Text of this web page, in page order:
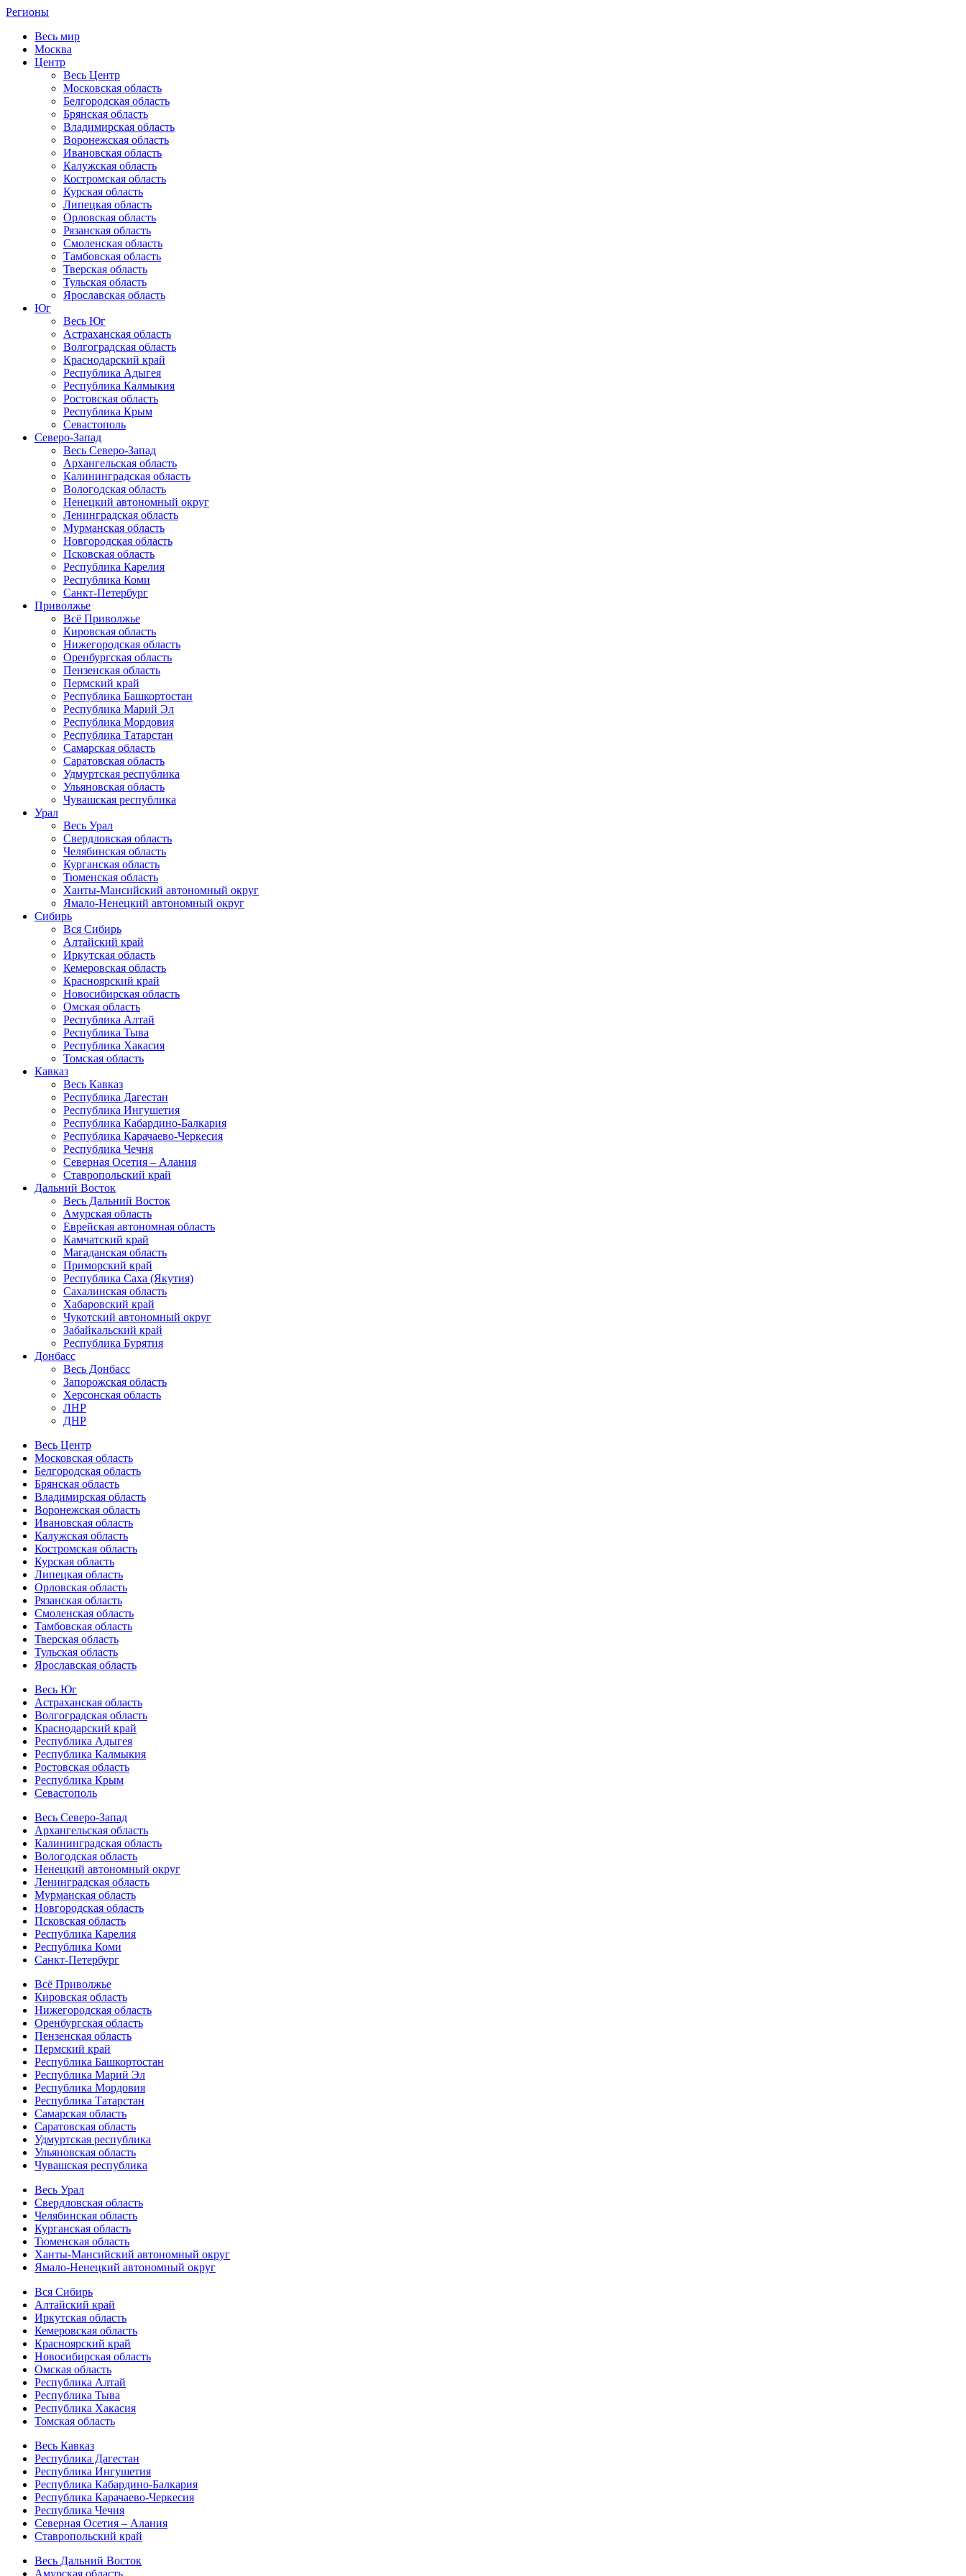
Регионы
Весь мир
Москва
Центр
Весь Центр
Московская область
Белгородская область
Брянская область
Владимирская область
Воронежская область
Ивановская область
Калужская область
Костромская область
Курская область
Липецкая область
Орловская область
Рязанская область
Смоленская область
Тамбовская область
Тверская область
Тульская область
Ярославская область
Юг
Весь Юг
Астраханская область
Волгоградская область
Краснодарский край
Республика Адыгея
Республика Калмыкия
Ростовская область
Республика Крым
Севастополь
Северо-Запад
Весь Северо-Запад
Архангельская область
Калининградская область
Вологодская область
Ненецкий автономный округ
Ленинградская область
Мурманская область
Новгородская область
Псковская область
Республика Карелия
Республика Коми
Санкт-Петербург
Приволжье
Всё Приволжье
Кировская область
Нижегородская область
Оренбургская область
Пензенская область
Пермский край
Республика Башкортостан
Республика Марий Эл
Республика Мордовия
Республика Татарстан
Самарская область
Саратовская область
Удмуртская республика
Ульяновская область
Чувашская республика
Урал
Весь Урал
Свердловская область
Челябинская область
Курганская область
Тюменская область
Ханты-Мансийский автономный округ
Ямало-Ненецкий автономный округ
Сибирь
Вся Сибирь
Алтайский край
Иркутская область
Кемеровская область
Красноярский край
Новосибирская область
Омская область
Республика Алтай
Республика Тыва
Республика Хакасия
Томская область
Кавказ
Весь Кавказ
Республика Дагестан
Республика Ингушетия
Республика Кабардино-Балкария
Республика Карачаево-Черкесия
Республика Чечня
Северная Осетия – Алания
Ставропольский край
Дальний Восток
Весь Дальний Восток
Амурская область
Еврейская автономная область
Камчатский край
Магаданская область
Приморский край
Республика Саха (Якутия)
Сахалинская область
Хабаровский край
Чукотский автономный округ
Забайкальский край
Республика Бурятия
Донбасс
Весь Донбасс
Запорожская область
Херсонская область
ЛНР
ДНР
Весь Центр
Московская область
Белгородская область
Брянская область
Владимирская область
Воронежская область
Ивановская область
Калужская область
Костромская область
Курская область
Липецкая область
Орловская область
Рязанская область
Смоленская область
Тамбовская область
Тверская область
Тульская область
Ярославская область
Весь Юг
Астраханская область
Волгоградская область
Краснодарский край
Республика Адыгея
Республика Калмыкия
Ростовская область
Республика Крым
Севастополь
Весь Северо-Запад
Архангельская область
Калининградская область
Вологодская область
Ненецкий автономный округ
Ленинградская область
Мурманская область
Новгородская область
Псковская область
Республика Карелия
Республика Коми
Санкт-Петербург
Всё Приволжье
Кировская область
Нижегородская область
Оренбургская область
Пензенская область
Пермский край
Республика Башкортостан
Республика Марий Эл
Республика Мордовия
Республика Татарстан
Самарская область
Саратовская область
Удмуртская республика
Ульяновская область
Чувашская республика
Весь Урал
Свердловская область
Челябинская область
Курганская область
Тюменская область
Ханты-Мансийский автономный округ
Ямало-Ненецкий автономный округ
Вся Сибирь
Алтайский край
Иркутская область
Кемеровская область
Красноярский край
Новосибирская область
Омская область
Республика Алтай
Республика Тыва
Республика Хакасия
Томская область
Весь Кавказ
Республика Дагестан
Республика Ингушетия
Республика Кабардино-Балкария
Республика Карачаево-Черкесия
Республика Чечня
Северная Осетия – Алания
Ставропольский край
Весь Дальний Восток
Амурская область